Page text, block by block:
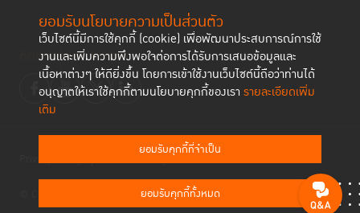
ยอมรับนโยบายความเป็นส่วนตัว
เว็บไซต์นี้มีการใช้คุกกี้ (cookie) เพื่อพัฒนาประสบการณ์การใช้
งานและเพิ่มความพึงพอใจต่อการได้รับการเสนอข้อมูลและ
เนื้อหาต่างๆ ให้ดียิ่งขึ้น โดยการเข้าใช้งานเว็บไซต์นี้ถือว่าท่านได้
อนุญาตให้เราใช้คุกกี้ตามนโยบายคุกกี้ของเรา รายละเอียดเพิ่ม
เติม
ยอมรับคุกกี้ที่จำเป็น
ยอมรับคุกกี้ทั้งหมด
ติดตามช่องทาง social
© Copyright 2023 Thailand Institute of Justice All Rights Reserved
Privacy Policy Cookies Policy